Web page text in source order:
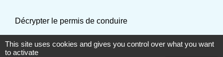
Décrypter le permis de conduire
This site uses cookies and gives you control over what you want
to activate